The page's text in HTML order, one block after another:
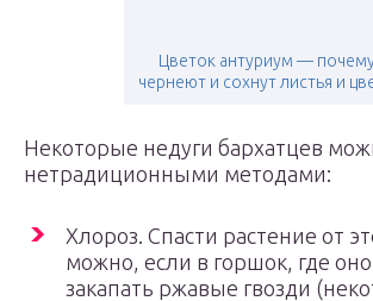
Цветок антуриум —
чернеют и сохнут листья и
Некоторые недуги бархатцев
нетрадиционными методами:
Хлороз. Спасти растение от
можно, если в горшок, где оно
закапать ржавые гвозди